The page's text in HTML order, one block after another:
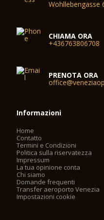
Wohllebengasse
CHIAMA ORA
+436763806708
PRENOTA ORA
Informazioni
Home
Contatto
Termini e Condizioni
Politica sulla riservatezza
Impressum
La tua opinione conta
Chi siamo
Domande frequenti
Transfer aeroporto Venezia
Impostazioni cookie